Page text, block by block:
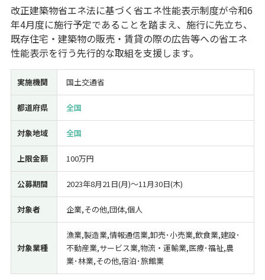
経営改善・経営強化 販路拡大 海外展開 設備投資
IT導入
人材採用・雇用
人材育成・福利厚生
特許・知的財産
起業・創業
事業承継 災害・被災者支援
コロナ関連
受付中のみ
検索
改正建築物省エネ法に基づく省エネ性能表示制度が令和6
年4月度に施行予定であることを踏まえ、施行に先立ち、
既存住宅・建築物の販売・賃貸の際の広告等への省エネ
性能表示を行う先行的な取組を支援します。
実施機関 国土交通省
都道府県 全国
対象地域 全国
上限金額 100万円
公募期間 2023年8月21日(月)〜11月30日(木)
対象者 企業,その他,団体,個人
対象業種
漁業,製造業,情報通信業,卸売･小売業,飲食業,建設･
不動産業,サービス業,物流・運輸業,医療･福祉,農
業･林業,その他,宿泊･旅館業